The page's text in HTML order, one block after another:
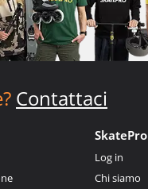
Contattaci
SkatePro
Log in
Chi siamo